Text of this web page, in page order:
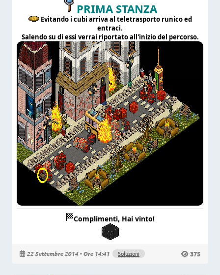
PRIMA STANZA
Evitando i cubi arriva al teletrasporto runico ed
entraci.
Salendo su di essi verrai riportato all'inizio del percorso.
Complimenti, Hai vinto!
22 Settembre 2014 - Ore 14:41 Soluzioni 375